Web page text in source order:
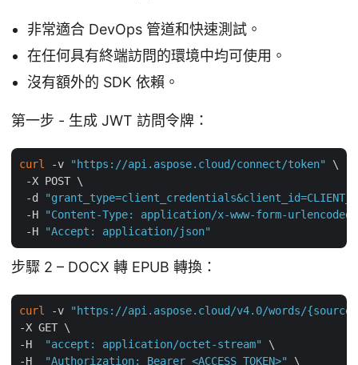
非常適合 DevOps 管道和快速測試。
在任何具有終端訪問的環境中均可使用。
沒有額外的 SDK 依賴。
第一步 - 生成 JWT 訪問令牌：
curl -v "https://api.aspose.cloud/connect/token"
\
-X POST \
-d
-H
"Content-Type: application/x-www-form-urlencoded"
-H
"Accept: application/json"
步驟 2 – DOCX 轉 EPUB 轉換：
curl -v
"https://api.aspose.cloud/v4.0/words/
-X GET \
-H
"accept: application/octet-stream"
\
-H
"Authorization: Bearer <ACCESS_TOKEN>"
\